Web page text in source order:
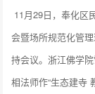
11月29日，奉化区
会暨场所规范化管
持会议。浙江佛学
相法师作“生态建寺